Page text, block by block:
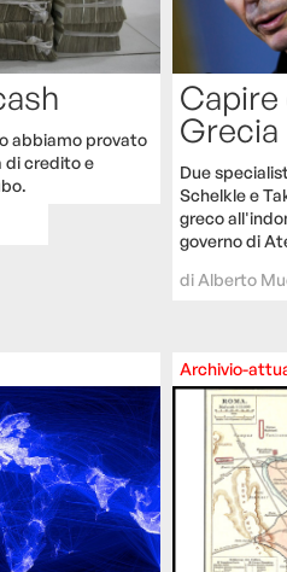
abbiamo provato
di credito e
Capire
Grecia
Due
Schelkle e
greco
governo di
di Alberto
Archivio-